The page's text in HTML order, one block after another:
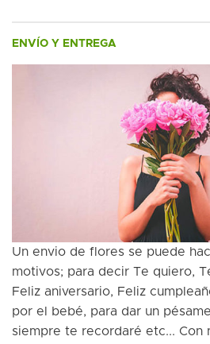
ENVÍO Y ENTREGA
Un envio de flores se puede
motivos; para decir Te quiero,
Feliz aniversario, Feliz
por el bebé, para dar un
siempre te recordaré etc... Con